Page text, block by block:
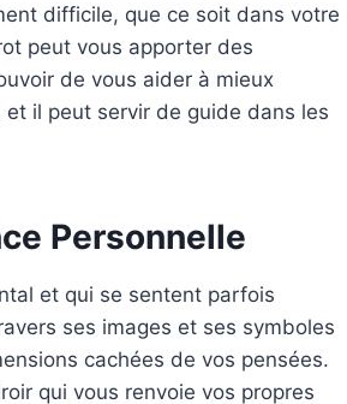
difficile, que ce soit dans votre
peut vous apporter des
de vous aider à mieux
il peut servir de guide dans les
Personnelle
et qui se sentent parfois
ses images et ses symboles
cachées de vos pensées.
qui vous renvoie vos propres